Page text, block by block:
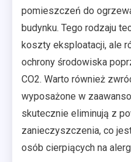
pomieszczeń do
budynku. Tego rodzaju
koszty eksploatacji, ale
ochrony środowiska
CO2. Warto również
wyposażone w
skutecznie eliminują z
zanieczyszczenia, co
osób cierpiących na